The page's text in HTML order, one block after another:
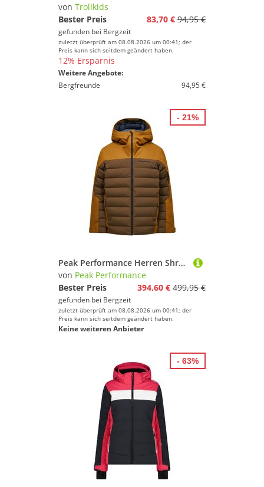
von Trollkids
Bester Preis
83,70 € 94,95 €
gefunden bei Bergzeit
zuletzt überprüft am 08.08.2026 um 00:41; der
Preis kann sich seitdem geändert haben.
12% Ersparnis
Weitere Angebote:
Bergfreunde
94,95 €
Peak Performance Herren Shred Down Jacke
von Peak Performance
Bester Preis
394,60 € 499,95 €
gefunden bei Bergzeit
zuletzt überprüft am 08.08.2026 um 00:41; der
Preis kann sich seitdem geändert haben.
Keine weiteren Anbieter
- 21%
- 63%